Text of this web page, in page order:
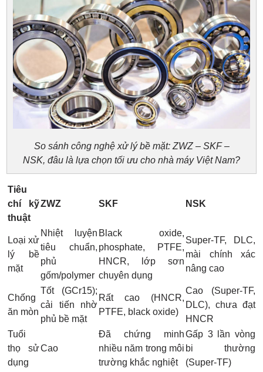
So sánh công nghệ xử lý bề mặt: ZWZ – SKF –
NSK, đâu là lựa chọn tối ưu cho nhà máy Việt Nam?
Tiêu
chí kỹ
thuật
ZWZ SKF NSK
Loại xử
lý bề
mặt
Nhiệt luyện
tiêu chuẩn,
phủ
gốm/polymer
Black oxide,
phosphate, PTFE,
HNCR, lớp sơn
chuyên dụng
Super-TF, DLC,
mài chính xác
nâng cao
Chống
ăn mòn
Tốt (GCr15);
cải tiến nhờ
phủ bề mặt
Rất cao (HNCR,
PTFE, black oxide)
Cao (Super-TF,
DLC), chưa đạt
HNCR
Tuổi
thọ sử
dụng
Cao
Đã chứng minh
nhiều năm trong môi
trường khắc nghiệt
Gấp 3 lần vòng
bi thường
(Super-TF)